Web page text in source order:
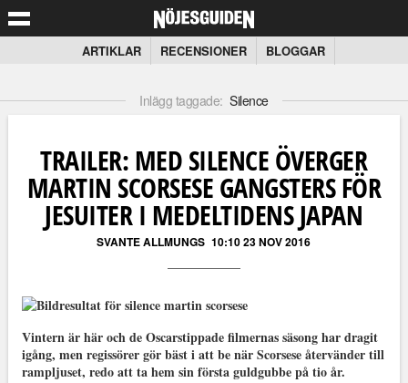
ARTIKLAR RECENSIONER BLOGGAR
Inlägg taggade: Silence
TRAILER: MED SILENCE ÖVERGER
MARTIN SCORSESE GANGSTERS FÖR
JESUITER I MEDELTIDENS JAPAN
SVANTE ALLMUNGS 10:10 23 NOV 2016
Vintern är här och de Oscarstippade filmernas säsong har dragit
igång, men regissörer gör bäst i att be när Scorsese återvänder till
rampljuset, redo att ta hem sin första guldgubbe på tio år.